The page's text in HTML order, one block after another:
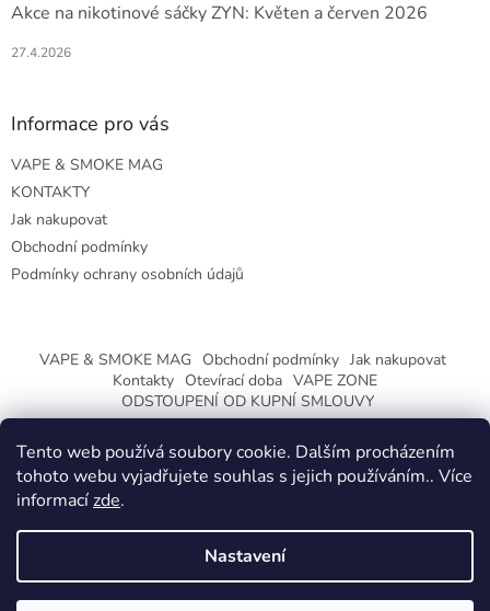
Tento web používá soubory cookie. Dalším procházením
tohoto webu vyjadřujete souhlas s jejich používáním.. Více
informacízde.
Nastavení
Akce na nikotinové sáčky ZYN: Květen a červen 2026
27.4.2026
Informace pro vás
VAPE & SMOKE MAG
KONTAKTY
Jak nakupovat
Obchodní podmínky
Podmínky ochrany osobních údajů
VAPE & SMOKE MAG Obchodní podmínky Jak nakupovat
Kontakty Otevírací doba VAPE ZONE
ODSTOUPENÍ OD KUPNÍ SMLOUVY